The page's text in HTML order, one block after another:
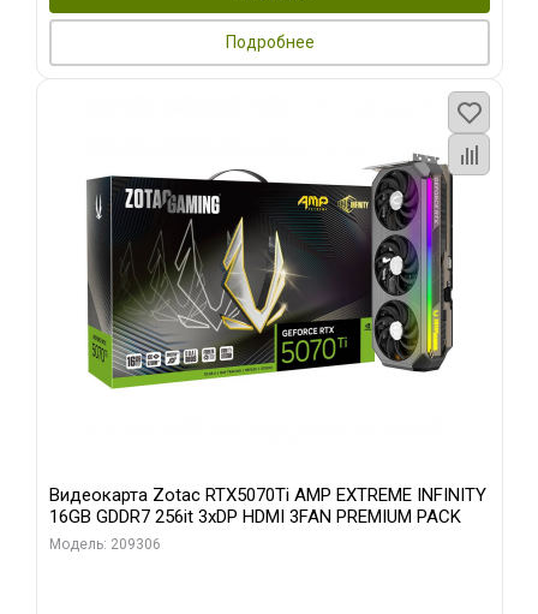
Подробнее
Видеокарта Zotac RTX5070Ti AMP EXTREME INFINITY
16GB GDDR7 256it 3xDP HDMI 3FAN PREMIUM PACK
Модель: 209306